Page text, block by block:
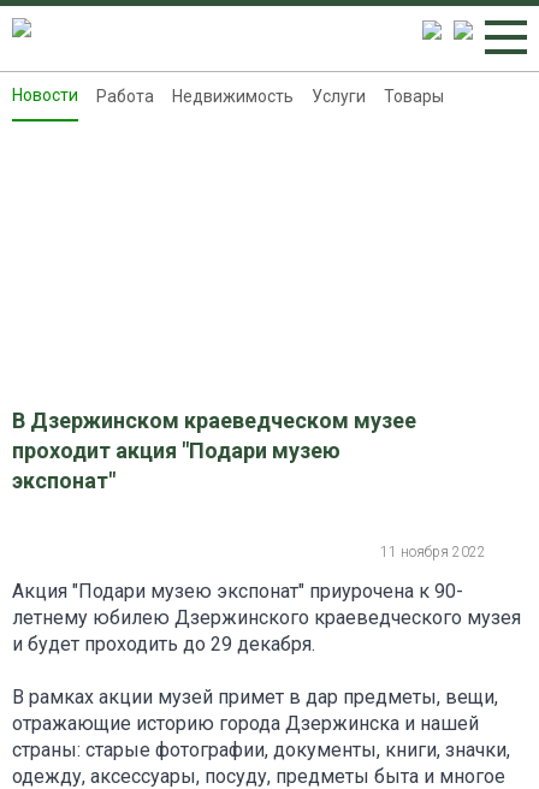
Новости
Новости Работа Недвижимость Услуги Товары
В Дзержинском краеведческом музее
проходит акция "Подари музею
экспонат"
11 ноября 2022
Акция "Подари музею экспонат" приурочена к 90-
летнему юбилею Дзержинского краеведческого музея
и будет проходить до 29 декабря.
В рамках акции музей примет в дар предметы, вещи,
отражающие историю города Дзержинска и нашей
страны: старые фотографии, документы, книги, значки,
одежду, аксессуары, посуду, предметы быта и многое